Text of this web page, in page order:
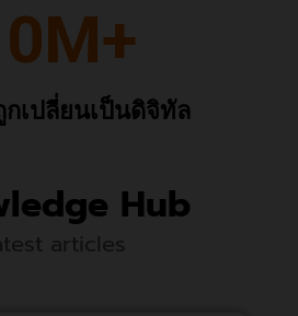
กเปลี่ยนเป็นดิจิทัล
Hub